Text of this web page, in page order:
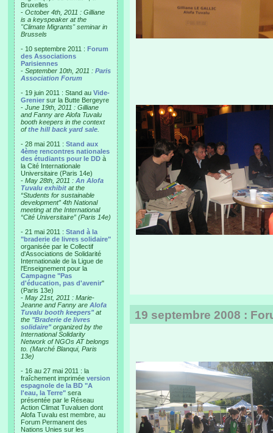
Bruxelles
- October 4th, 2011 : Gilliane
is a keyspeaker at the
"Climate Migrants" seminar in
Brussels
- 10 septembre 2011 : Forum
des Associations
Parisiennes
- September 10th, 2011 : Paris
Association Forum
- 19 juin 2011 : Stand au Vide-
Grenier sur la Butte Bergeyre
- June 19th, 2011 : Gilliane
and Fanny are Alofa Tuvalu
booth keepers in the context
ofthe hill back yard sale
- 28 mai 2011 : Stand aux
4ème rencontres nationales
des étudiants pour le DD à
la Cité Internationale
Universitaire (Paris 14e)
- May 28th, 2011 : An Alofa
Tuvalu exhibit at the
“Students for sustainable
development” 4th National
meeting at the International
“Cité Universitaire” (Paris 14e)
- 21 mai 2011 : Stand à la
"braderie de livres solidaire"
organisée par le Collectif
d'Associations de Solidarité
Internationale de la Ligue de
l'Enseignement pour la
Campagne "Pas
d'éducation, pas d'avenir"
(Paris 13e)
- May 21st, 2011 : Marie-
Jeanne and Fanny are Alofa
Tuvalu booth keepers"at
the "Braderie de livres
solidaire"organized by the
International Solidarity
Network of NGOs AT belongs
to. (Marché Blanqui, Paris
13e)
- 16 au 27 mai 2011 : la
fraîchement imprimée version
espagnole de la BD "A
l'eau, la Terre" sera
présentée par le Réseau
Action Climat Tuvaluen dont
Alofa Tuvalu est membre, au
Forum Permanent des
Nations Unies sur les
19 septembre 2008 :